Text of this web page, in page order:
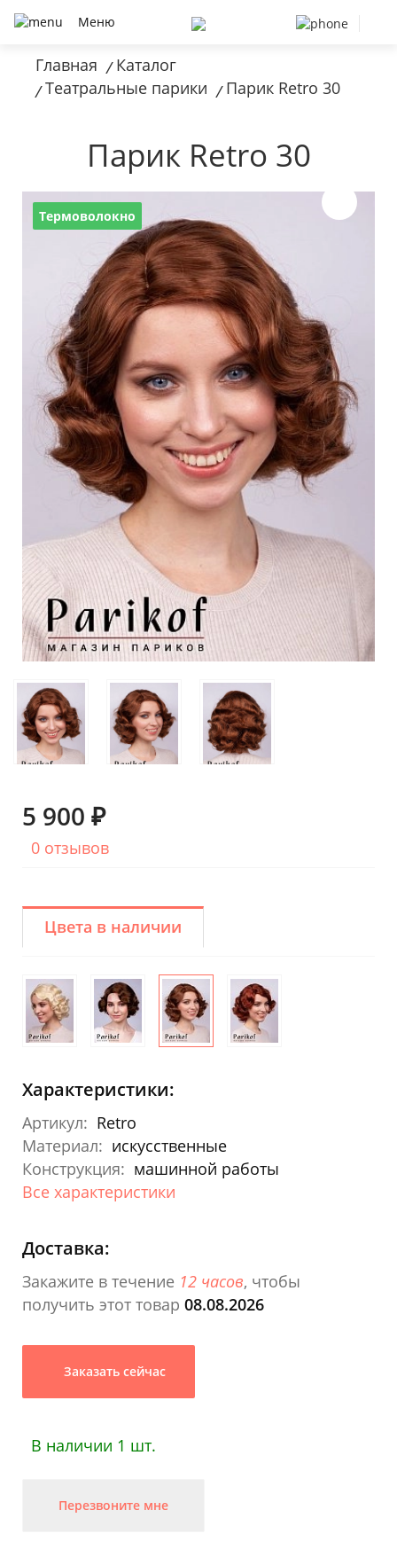
Меню
Главная / Каталог
/ Театральные парики / Парик Retro 30
Парик Retro 30
Термоволокно
5 900 ₽
0 отзывов
Цвета в наличии
Характеристики:
Артикул: Retro
Материал: искусственные
Конструкция: машинной работы
Все характеристики
Доставка:
Закажите в течение 12 часов, чтобы
получить этот товар 08.08.2026
Заказать сейчас
В наличии 1 шт.
Перезвоните мне